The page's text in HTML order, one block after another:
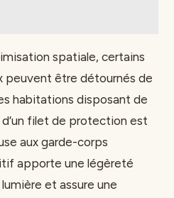
spatiale, certains
peuvent être détournés de
habitations disposant de
d’un filet de protection est
aux garde-corps
apporte une légèreté
et assure une